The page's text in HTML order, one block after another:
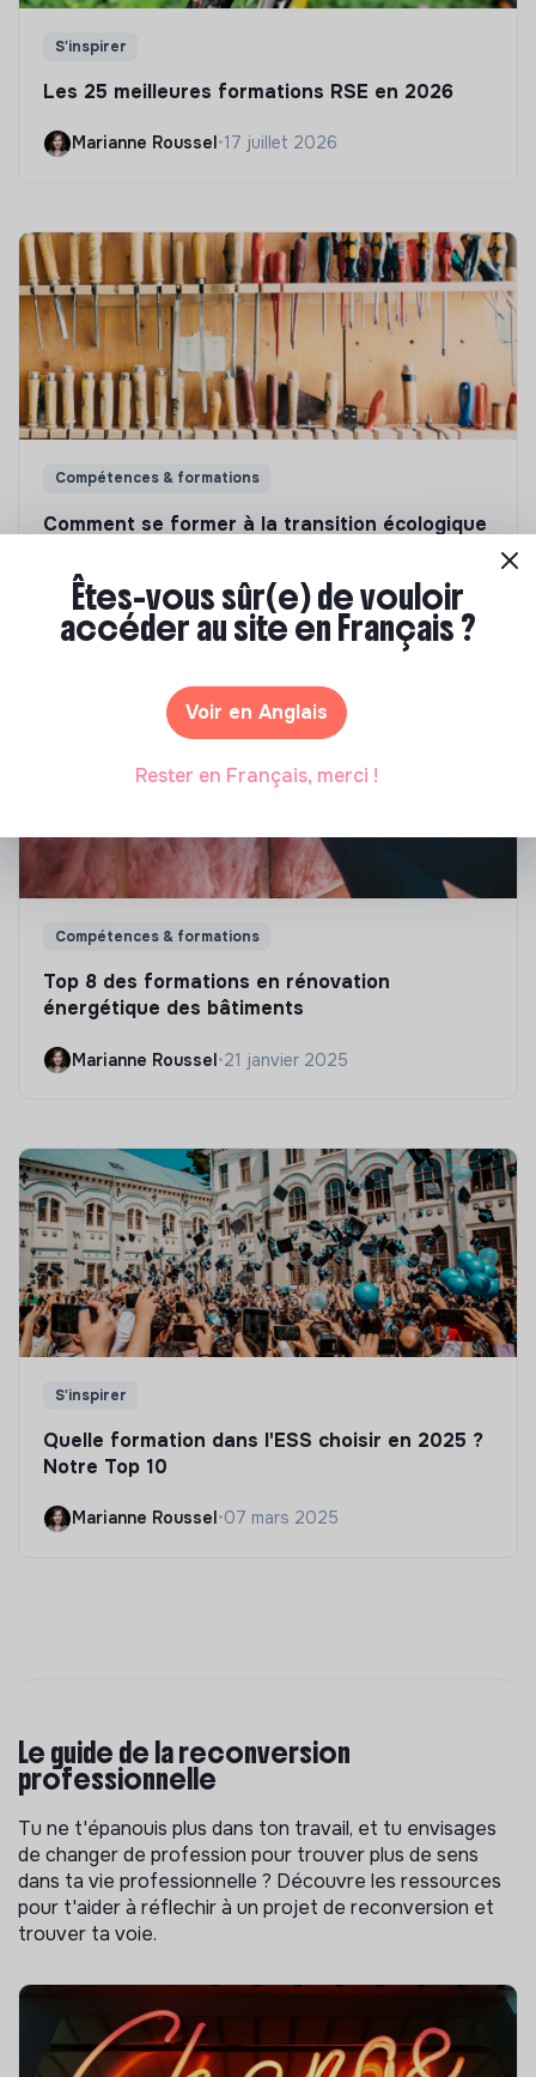
S'inspirer
Les 25 meilleures formations RSE en 2026
Marianne Roussel •17 juillet 2026
Compétences & formations
Comment se former à la transition écologique
Marianne Roussel •09 janvier 2024
Compétences & formations
Top 8 des formations en rénovation
énergétique des bâtiments
Marianne Roussel•21 janvier 2025
S'inspirer
Quelle formation dans l'ESS choisir en 2025 ?
Notre Top 10
Marianne Roussel •07 mars 2025
Le guide de la reconversion
professionnelle
Tu ne t'épanouis plus dans ton travail, et tu envisages
de changer de profession pour trouver plus de sens
dans ta vie professionnelle ? Découvre les ressources
pour t'aider à réflechir à un projet de reconversion et
trouver ta voie.
Êtes-vous sûr(e) de vouloir
accéder au site en Français ?
Voir en Anglais
Rester en Français, merci !